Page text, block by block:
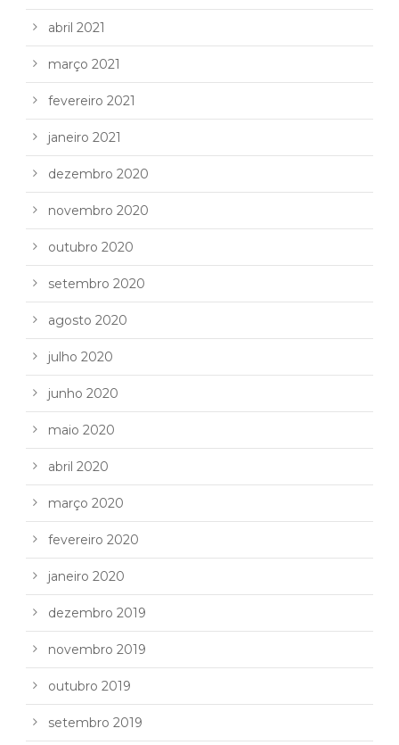
abril 2021
março 2021
fevereiro 2021
janeiro 2021
dezembro 2020
novembro 2020
outubro 2020
setembro 2020
agosto 2020
julho 2020
junho 2020
maio 2020
abril 2020
março 2020
fevereiro 2020
janeiro 2020
dezembro 2019
novembro 2019
outubro 2019
setembro 2019